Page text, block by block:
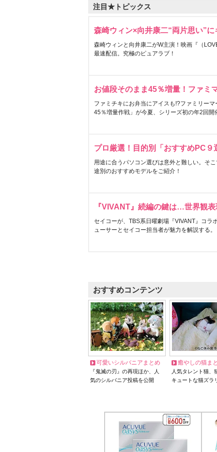
注目★トピックス
森崎ウィン×向井康二“両片思い”
森崎ウィンと向井康二がW主演！映画『（
最速配信。究極のピュアラブ！
お値段そのまま45％増量！ファミ
ファミチキにお弁当にアイスも!?ファミリー
45％増量作戦」が今夏、シリーズ初の年2回開
プロ厳選！目的別「おすすめPC９
用途に合うパソコン選びは意外と難しい。そ
途別のおすすめモデルをご紹介！
『VIVANT』続編の鍵は…世界観
セイコーが、TBS系日曜劇場『VIVANT』コラ
ューサーとセイコー担当者が魅力を解説する。
おすすめコンテンツ
可愛いシルバニアまとめ
『鬼滅の刃』の再現ほか、人
気のシルバニア投稿を公開
癒やしの猫ま
人気タレント猫
キュートな猫ズラ